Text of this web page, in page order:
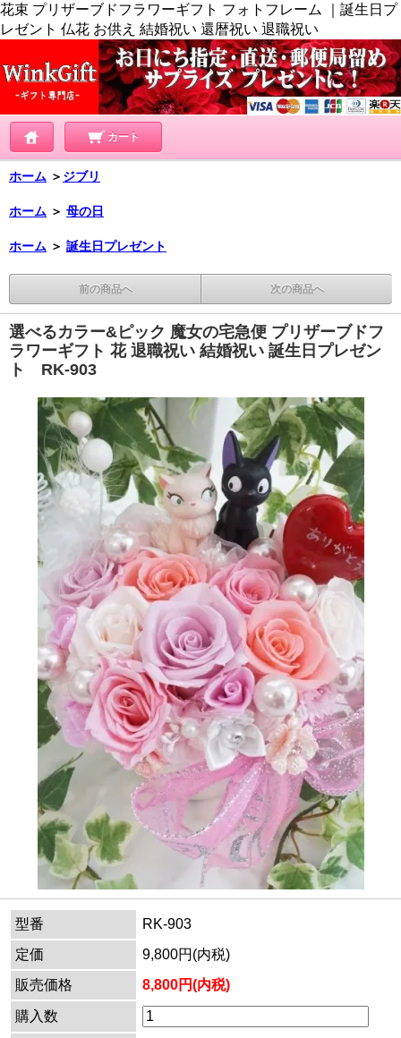
花束 プリザーブドフラワーギフト フォトフレーム ｜誕生日プ
レゼント 仏花 お供え 結婚祝い 還暦祝い 退職祝い
カート
ホーム ＞ ジブリ
ホーム ＞ 母の日
ホーム ＞ 誕生日プレゼント
前の商品へ 次の商品へ
選べるカラー&ピック 魔女の宅急便 プリザーブドフ
ラワーギフト 花 退職祝い 結婚祝い 誕生日プレゼン
ト RK-903
型番
RK-903
定価
9,800円(内税)
販売価格
8,800円(内税)
購入数